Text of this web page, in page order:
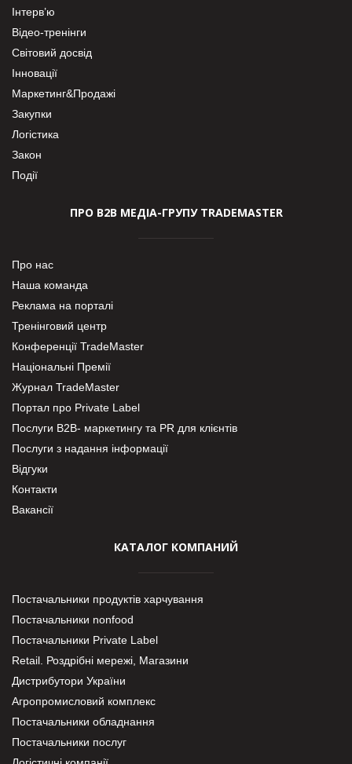
Інтерв’ю
Відео-тренінги
Світовий досвід
Інновації
Маркетинг&Продажі
Закупки
Логістика
Закон
Події
ПРО В2В МЕДІА-ГРУПУ TRADEMASTER
Про нас
Наша команда
Реклама на порталі
Тренінговий центр
Конференції TradeMaster
Національні Премії
Журнал TradeMaster
Портал про Private Label
Послуги В2В- маркетингу та PR для клієнтів
Послуги з надання інформації
Відгуки
Контакти
Вакансії
КАТАЛОГ КОМПАНИЙ
Постачальники продуктів харчування
Постачальники nonfood
Постачальники Private Label
Retail. Роздрібні мережі, Магазини
Дистрибутори України
Агропромисловий комплекс
Постачальники обладнання
Постачальники послуг